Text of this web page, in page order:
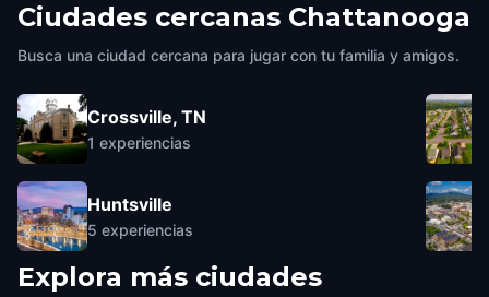
Ciudades cercanas Chattanooga
Busca una ciudad cercana para jugar con tu familia y amigos.
Crossville, TN
1 experiencias
Huntsville
5 experiencias
Explora más ciudades